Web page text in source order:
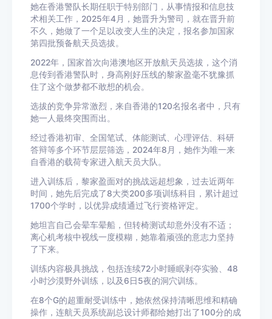
她在香港警队长期任职于特别部门，从事情报和信息技
术相关工作，2025年4月，她晋升为警司，就在晋升前
不久，她做了一个足以改变人生的决定，报名参加国家
第四批预备航天员选拔。
2022年，国家首次向港澳地区开放航天员选拔，这个消
息传到香港警队时，身高刚好压线的黎家盈毫不犹豫抓
住了这个做梦都不敢想的机会。
选拔的竞争异常激烈，来自香港的120名报名者中，只有
她一人最终突围而出。
经过香港初审、全国笔试、体能测试、心理评估、科研
答辩等多个环节层层筛选，2024年8月，她作为唯一来
自香港的载荷专家进入航天员大队。
进入训练后，黎家盈面对的挑战远超想象，过去近两年
时间，她先后完成了8大类200多项训练科目，累计超过
1700个学时，以优异成绩通过飞行资格评定。
她坦言自己会晕车晕船，但转椅测试却意外没有不适；
离心机考核中视线一度模糊，她靠着顽强的意志力坚持
了下来。
训练内容极具挑战，包括连续72小时睡眠剥夺实验、48
小时沙漠野外训练，以及6日5夜的洞穴训练。
在8个G的超重耐受训练中，她依然保持清晰思维和精确
操作，连航天员系统副总设计师都给她打出了100分的成